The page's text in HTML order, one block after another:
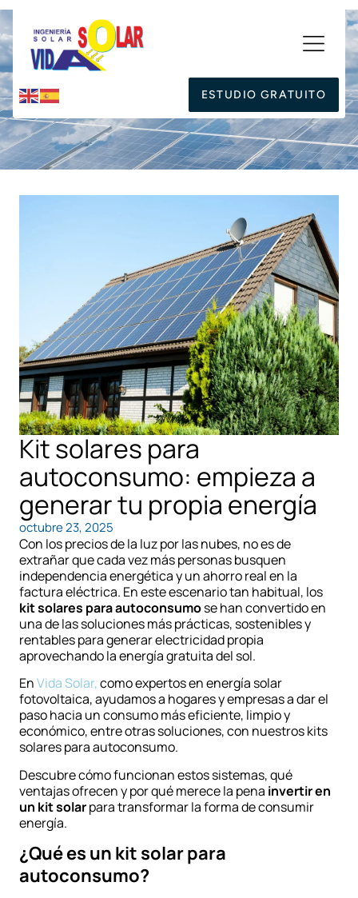
ESTUDIO GRATUITO
Kit solares para
autoconsumo: empieza a
generar tu propia energía
octubre 23, 2025
Con los precios de la luz por las nubes, no es de
extrañar que cada vez más personas busquen
independencia energética y un ahorro real en la
factura eléctrica. En este escenario tan habitual, los
kit solares para autoconsumose han convertido en
una de las soluciones más prácticas, sostenibles y
rentables para generar electricidad propia
aprovechando la energía gratuita del sol.
EnVida Solar,como expertos en energía solar
fotovoltaica, ayudamos a hogares y empresas a dar el
paso hacia un consumo más eficiente, limpio y
económico, entre otras soluciones, con nuestros kits
solares para autoconsumo.
Descubre cómo funcionan estos sistemas, qué
ventajas ofrecen y por qué merece la pena invertir en
un kit solarpara transformar la forma de consumir
energía.
¿Qué es un kit solar para
autoconsumo?